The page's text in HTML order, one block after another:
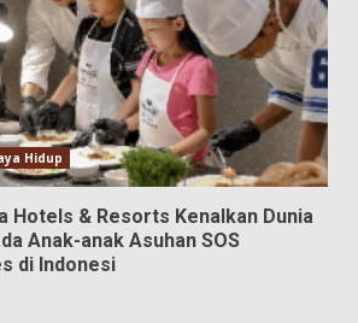
Hidup
Hotels & Resorts Kenalkan Dunia
Anak-anak Asuhan SOS
di Indonesi